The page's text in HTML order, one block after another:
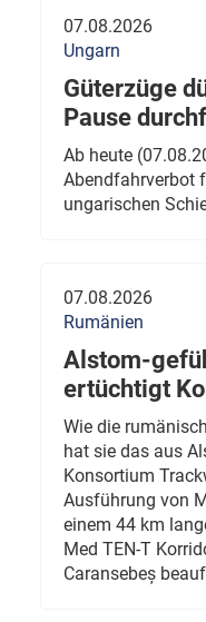
07.08.2026
Ungarn
Güterzüge
Pause
Ab heute
Abendfahrverbot
ungarischen
07.08.2026
Rumänien
Alstom-
ertüchtigt
Wie die
hat sie das aus
Konsortium
Ausführung von
einem 44 km
Med TEN-T
Caransebeș